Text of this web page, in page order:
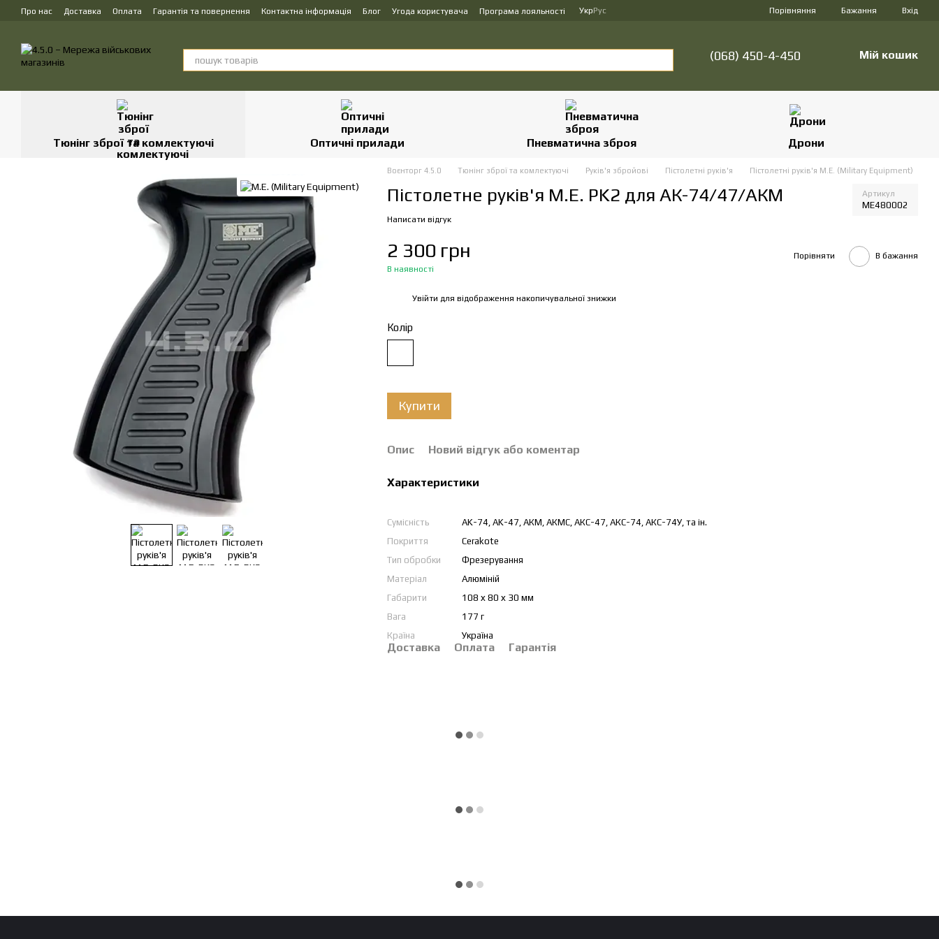
Перейти до основного контенту
Про нас Доставка Оплата Гарантія та повернення Контактна інформація Блог Угода користувача Програма лояльності УкрРус Порівняння Бажання Вхід
(068) 450-4-450 Мій кошик
Тюнінг зброї та комлектуючі Оптичні прилади Пневматична зброя Дрони
Воєнторг 4.5.0 Тюнінг зброї та комлектуючі Руків'я збройові Пістолетні руків'я Пістолетні руків'я M.E. (Military Equipment)
Пістолетне руків'я M.E. PK2 для АК-74/47/АКМ Артикул
ME480002
Написати відгук
2 300 грн
В наявності
Порівняти В бажання
Увійти для відображення накопичувальної знижки
Колір
Купити
Опис Новий відгук або коментар
Характеристики
Сумісність
AK-74, AK-47, АКМ, АКМС, АКС-47, АКС-74, АКС-74У, та ін.
Покриття
Cerakote
Тип обробки
Фрезерування
Матеріал
Алюміній
Габарити
108 х 80 х 30 мм
Вага
177 г
Країна
Україна
Доставка Оплата Гарантія